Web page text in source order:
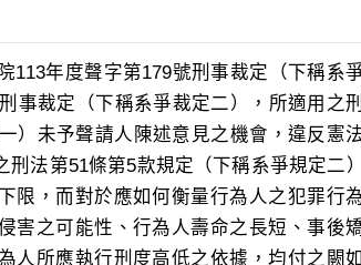
113年度聲字第179號刑事裁定（下稱系
事裁定（下稱系爭裁定二），所適用之
）未予聲請人陳述意見之機會，違反憲
法第51條第5款規定（下稱系爭規定二
限，而對於應如何衡量行為人之犯罪行
害之可能性、行為人壽命之長短、事後
人所應執行刑度高低之依據，均付之闕